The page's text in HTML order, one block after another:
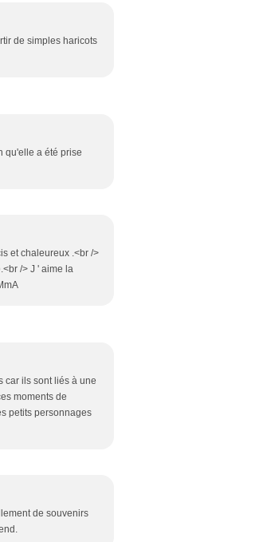
de simples haricots
qu'elle a été prise
et chaleureux .<br />
/> J ' aime la
car ils sont liés à une
moments de
petits personnages
de souvenirs